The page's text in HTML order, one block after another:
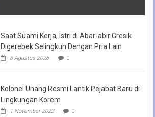
Saat Suami Kerja, Istri di Abar-abir Gresik
Digerebek Selingkuh Dengan Pria Lain
8 Agustus 2026 0
Kolonel Unang Resmi Lantik Pejabat Baru di
Lingkungan Korem
1 November 2022 0